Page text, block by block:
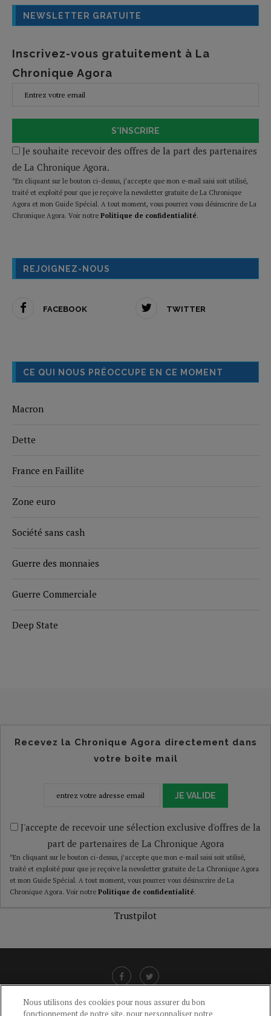
NEWSLETTER GRATUITE
Inscrivez-vous gratuitement à La
Chronique Agora
S'INSCRIRE
Je souhaite recevoir des offres de la part des partenaires
de La Chronique Agora.
*En cliquant sur le bouton ci-dessus, j’accepte que mon e-mail saisi soit utilisé,
traité et exploité pour que je reçoive la newsletter gratuite de La Chronique
Agora et mon Guide Spécial. A tout moment, vous pourrez vous désinscrire de La
Chronique Agora. Voir notre Politique de confidentialité.
REJOIGNEZ-NOUS
FACEBOOK TWITTER
CE QUI NOUS PRÉOCCUPE EN CE MOMENT
Macron
Dette
France en Faillite
Zone euro
Société sans cash
Guerre des monnaies
Guerre Commerciale
Deep State
Recevez la Chronique Agora directement dans
votre boîte mail
JE VALIDE
J'accepte de recevoir une sélection exclusive d'offres de la
part de partenaires de La Chronique Agora
*En cliquant sur le bouton ci-dessus, j’accepte que mon e-mail saisi soit utilisé,
traité et exploité pour que je reçoive la newsletter gratuite de La Chronique Agora
et mon Guide Spécial. A tout moment, vous pourrez vous désinscrire de La
Chronique Agora. Voir notre Politique de confidentialité.
Trustpilot
Nous utilisons des cookies pour nous assurer du bon
fonctionnement de notre site, pour personnaliser notre